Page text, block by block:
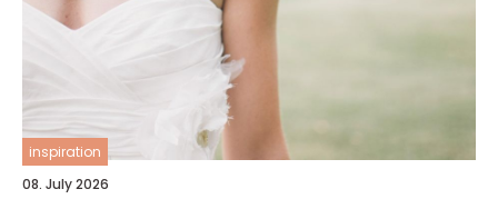
inspiration
08. July 2026